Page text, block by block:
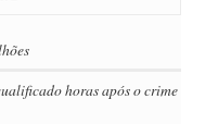
horas após o crime